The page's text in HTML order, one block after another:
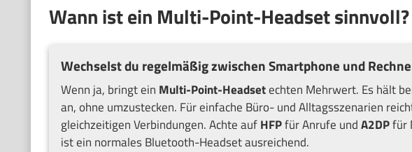
Wann ist ein Multi-Point-Headset sinnvoll?
Wechselst du regelmäßig zwischen Smartphone und
Wenn ja, bringt ein Multi-Point-Headsetechten Mehrwert. Es hält
an, ohne umzustecken. Für einfache Büro- und Alltagsszenarien
gleichzeitigen Verbindungen. Achte aufHFPfür Anrufe undA2DPfür
ist ein normales Bluetooth-Headset ausreichend.